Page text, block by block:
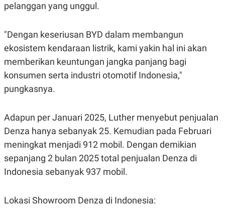
JARINGAN
K
O
N
A
N
A
C
E
M
Y
P
R
E
S
R
E
L
S
E
.
I
D
L
A
N
A
N
K
I
N
J
A
pelanggan yang unggul.
"Dengan keseriusan BYD dalam membangun
ekosistem kendaraan listrik, kami yakin hal ini akan
memberikan keuntungan jangka panjang bagi
konsumen serta industri otomotif Indonesia,"
pungkasnya.
Adapun per Januari 2025, Luther menyebut penjualan
Denza hanya sebanyak 25. Kemudian pada Februari
meningkat menjadi 912 mobil. Dengan demikian
sepanjang 2 bulan 2025 total penjualan Denza di
Indonesia sebanyak 937 mobil.
Lokasi Showroom Denza di Indonesia: